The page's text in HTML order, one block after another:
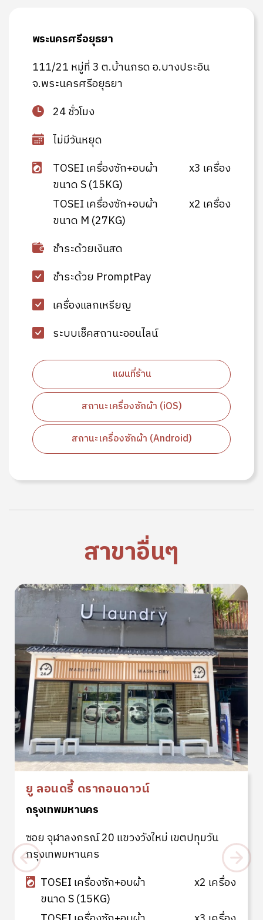
พระนครศรีอยุธยา
111/21 หมู่ที่ 3 ต.บ้านกรด อ.บางประอิน
จ.พระนครศรีอยุธยา
24 ชั่วโมง
ไม่มีวันหยุด
TOSEI เครื่องซัก+อบผ้า
ขนาด S (15KG)
x3 เครื่อง
TOSEI เครื่องซัก+อบผ้า
ขนาด M (27KG)
x2 เครื่อง
ชำระด้วยเงินสด
ชำระด้วย PromptPay
เครื่องแลกเหรียญ
ระบบเช็คสถานะออนไลน์
แผนที่ร้าน
สถานะเครื่องซักผ้า (iOS)
สถานะเครื่องซักผ้า (Android)
สาขาอื่นๆ
ยู ลอนดรี้ ดรากอนดาวน์
กรุงเทพมหานคร
ซอย จุฬาลงกรณ์ 20 แขวงวังใหม่ เขตปทุมวัน
กรุงเทพมหานคร
TOSEI เครื่องซัก+อบผ้า
ขนาด S (15KG)
x2 เครื่อง